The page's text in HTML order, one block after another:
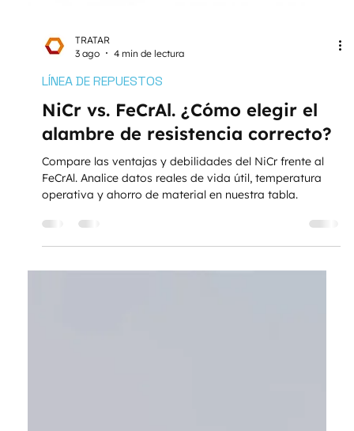
TRATAR
3 ago
4 min de lectura
LÍNEA DE REPUESTOS
NiCr vs. FeCrAl. ¿Cómo elegir el
alambre de resistencia correcto?
Compare las ventajas y debilidades del NiCr frente al
operativa y ahorro de material en nuestra tabla.